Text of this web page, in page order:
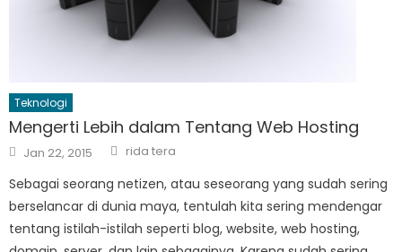
Teknologi
Mengerti Lebih dalam Tentang Web Hosting
Posted
on
Jan 22, 2015 Author
rida tera
Sebagai seorang netizen, atau seseorang yang sudah sering
berselancar di dunia maya, tentulah kita sering mendengar
tentang istilah-istilah seperti blog, website, web hosting,